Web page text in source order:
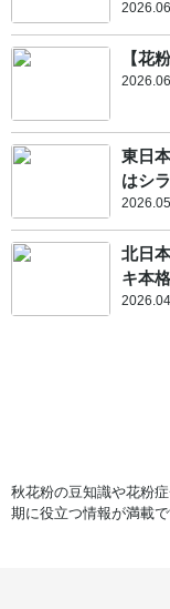
【花
東日
はシ
北日
キ本
秋花粉の豆知識や花粉
期に役立つ情報が満載